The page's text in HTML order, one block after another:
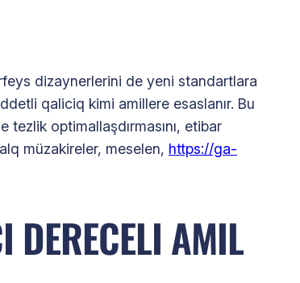
dizaynerlerini de yeni standartlara
qaliciq kimi amillere esaslanır. Bu
optimallaşdırmasını, etibar
müzakireler, meselen, https://ga-
DERECELI AMIL